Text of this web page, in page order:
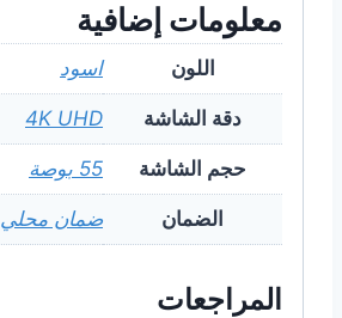
معلومات إضافية
اللون اسود
دقة الشاشة 4K UHD
حجم الشاشة 55 بوصة
الضمان ضمان محلي
المراجعات